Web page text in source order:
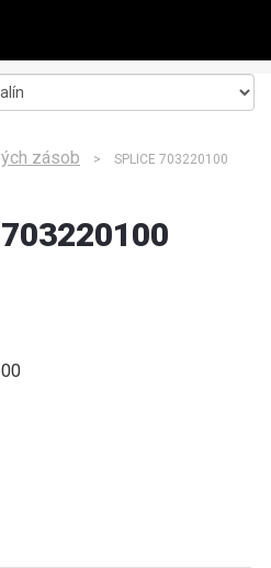
zásob > SPLICE 703220100